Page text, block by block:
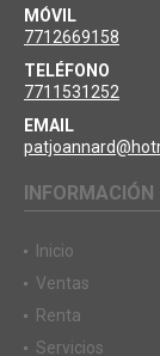
MÓVIL
7712669158
TELÉFONO
7711531252
EMAIL
INFORMACIÓN
Inicio
Ventas
Renta
Servicios